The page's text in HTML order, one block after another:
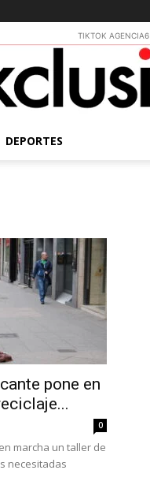
TIKTOK AGENCIA6
DEPORTES
pone en
0
marcha un taller de
necesitadas